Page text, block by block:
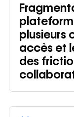
plusieurs
accès et
des